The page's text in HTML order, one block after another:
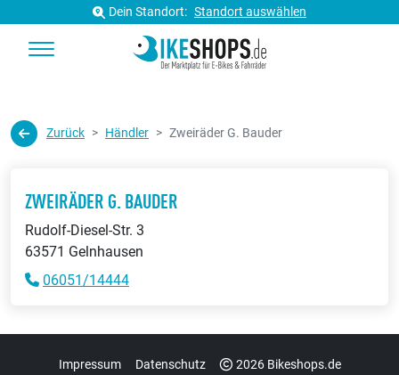
Dein Standort: Standort auswählen
Zurück Händler Zweiräder G. Bauder
ZWEIRÄDER G. BAUDER
Rudolf-Diesel-Str. 3
63571 Gelnhausen
06051/14444
Impressum Datenschutz 2026 Bikeshops.de